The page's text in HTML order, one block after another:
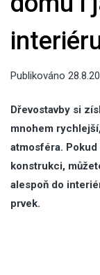
Publikováno
Dřevostavby si
mnohem
atmosféra.
konstrukci,
alespoň do
prvek.